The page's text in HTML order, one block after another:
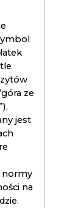
ze
jest
normy
na